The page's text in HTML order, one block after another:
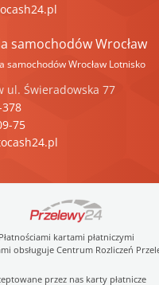
samochodów Wrocław
samochodów Wrocław Lotnisko
ul. Świeradowska 77
75
Płatnościami kartami płatniczymi
obsługuje Centrum Rozliczeń
przez nas karty płatnicze